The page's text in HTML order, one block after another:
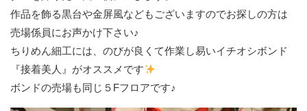
作品を飾る黒台や金屏風などもございますのでお探しの方は
売場係員にお声かけ下さい♪
ちりめん細工には、のびが良くて作業し易いイチオシボンド
『接着美人』がオススメです
ボンドの売場も同じ５Fフロアです♪